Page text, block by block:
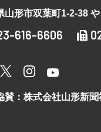
山形市双葉町1-2-38
616-6606
賛：株式会社山形新